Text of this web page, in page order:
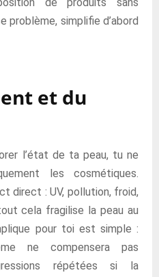
problème, simplifie d’abord
et du
l’état de ta peau, tu ne
les cosmétiques.
direct : UV, pollution, froid,
cela fragilise la peau au
pour toi est simple :
ne compensera pas
répétées si la